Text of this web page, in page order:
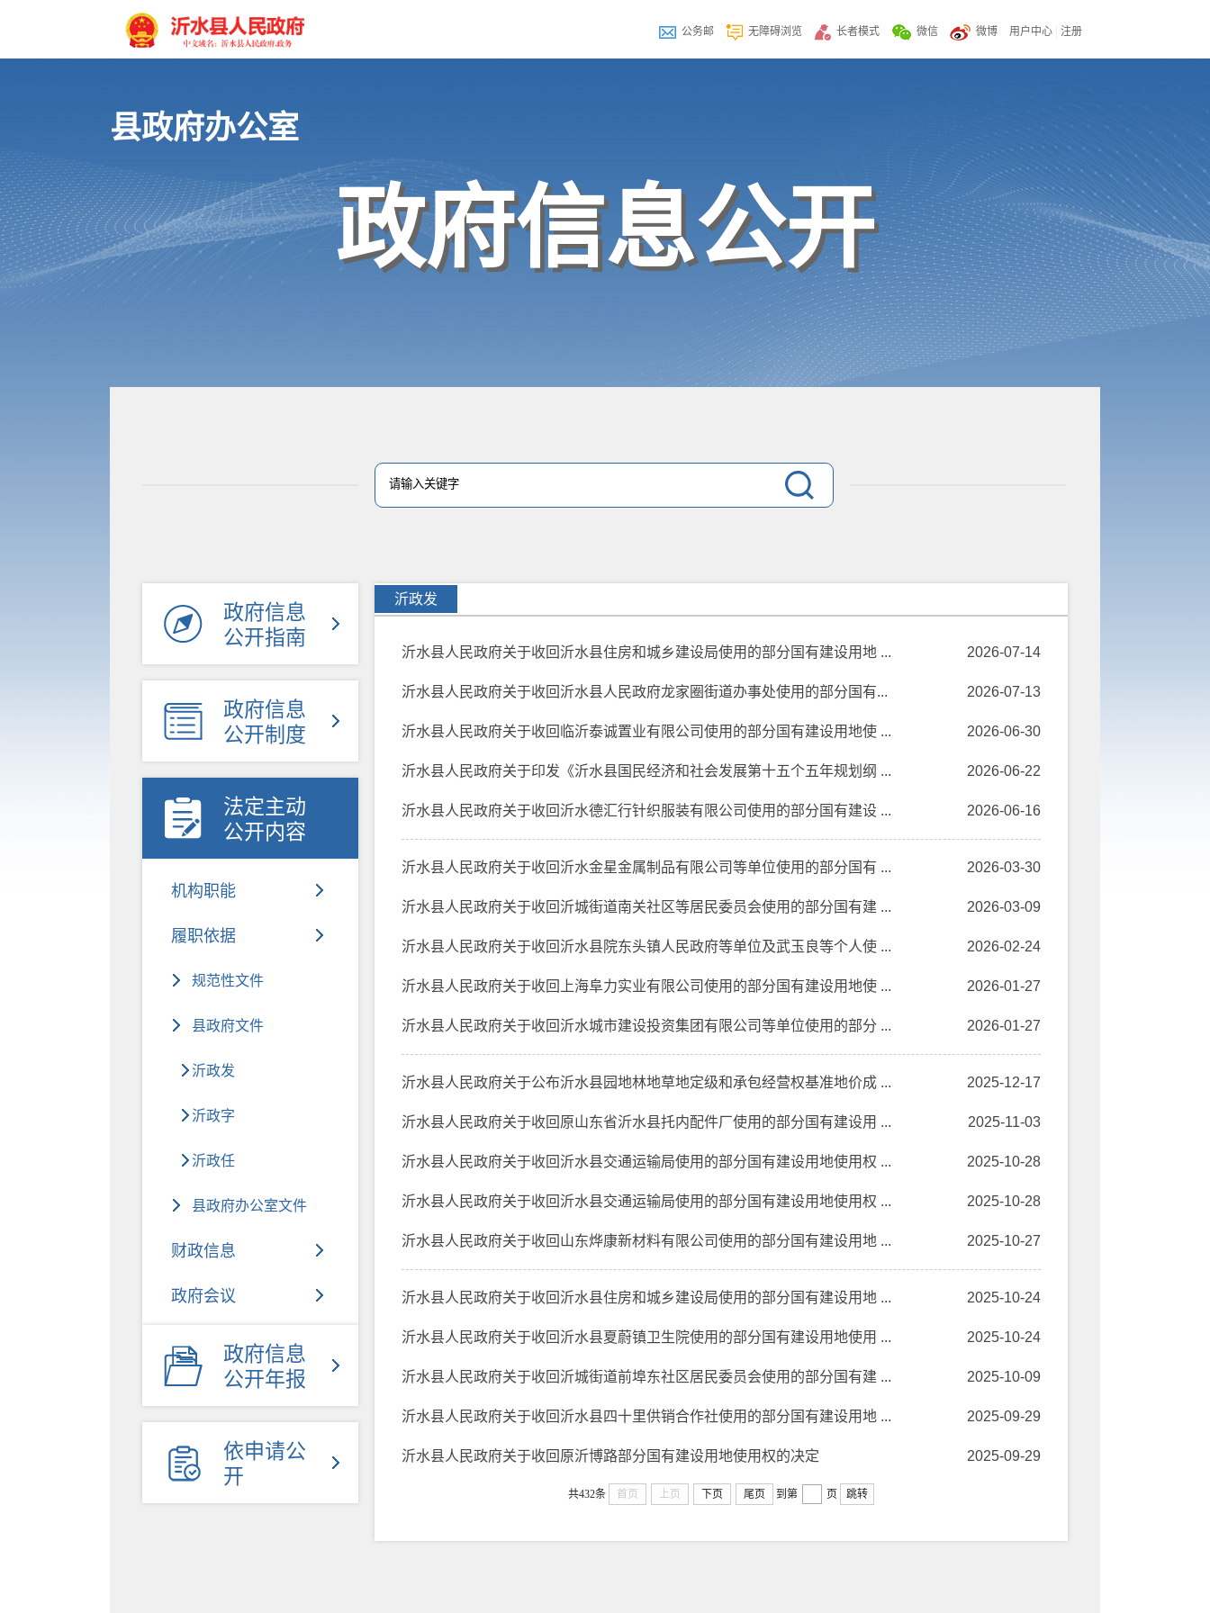
公务邮 无障碍浏览 长者模式 微信 微博 用户中心 注册
县政府办公室
政府信息公开
政府信息
公开指南
政府信息
公开制度
法定主动
公开内容
机构职能
履职依据
规范性文件
县政府文件
沂政发
沂政字
沂政任
县政府办公室文件
财政信息
政府会议
政府工作报告
人事信息
办理
公告公示
政府信息
公开年报
依申请公
开
沂政发
2026-07-14
沂水县人民政府关于收回沂水县住房和城乡建设局使用的部分国有建设用地 ...
2026-07-13
沂水县人民政府关于收回沂水县人民政府龙家圈街道办事处使用的部分国有...
2026-06-30
沂水县人民政府关于收回临沂泰诚置业有限公司使用的部分国有建设用地使 ...
2026-06-22
沂水县人民政府关于印发《沂水县国民经济和社会发展第十五个五年规划纲 ...
2026-06-16
沂水县人民政府关于收回沂水德汇行针织服装有限公司使用的部分国有建设 ...
2026-03-30
沂水县人民政府关于收回沂水金星金属制品有限公司等单位使用的部分国有 ...
2026-03-09
沂水县人民政府关于收回沂城街道南关社区等居民委员会使用的部分国有建 ...
2026-02-24
沂水县人民政府关于收回沂水县院东头镇人民政府等单位及武玉良等个人使 ...
2026-01-27
沂水县人民政府关于收回上海阜力实业有限公司使用的部分国有建设用地使 ...
2026-01-27
沂水县人民政府关于收回沂水城市建设投资集团有限公司等单位使用的部分 ...
2025-12-17
沂水县人民政府关于公布沂水县园地林地草地定级和承包经营权基准地价成 ...
2025-11-03
沂水县人民政府关于收回原山东省沂水县托内配件厂使用的部分国有建设用 ...
2025-10-28
沂水县人民政府关于收回沂水县交通运输局使用的部分国有建设用地使用权 ...
2025-10-28
沂水县人民政府关于收回沂水县交通运输局使用的部分国有建设用地使用权 ...
2025-10-27
沂水县人民政府关于收回山东烨康新材料有限公司使用的部分国有建设用地 ...
2025-10-24
沂水县人民政府关于收回沂水县住房和城乡建设局使用的部分国有建设用地 ...
2025-10-24
沂水县人民政府关于收回沂水县夏蔚镇卫生院使用的部分国有建设用地使用 ...
2025-10-09
沂水县人民政府关于收回沂城街道前埠东社区居民委员会使用的部分国有建 ...
2025-09-29
沂水县人民政府关于收回沂水县四十里供销合作社使用的部分国有建设用地 ...
2025-09-29
沂水县人民政府关于收回原沂博路部分国有建设用地使用权的决定
共432条 首页 上页 下页 尾页 到第 页 跳转